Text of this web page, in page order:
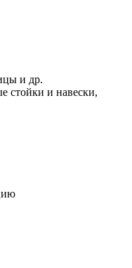
и др.
стойки и навески,